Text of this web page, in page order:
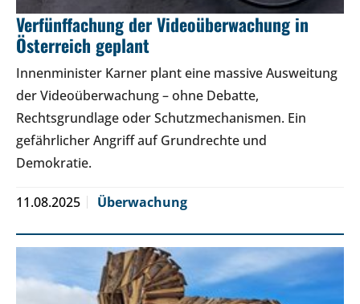
Verfünffachung der Videoüberwachung in
Österreich geplant
Innenminister Karner plant eine massive Ausweitung
der Videoüberwachung – ohne Debatte,
Rechtsgrundlage oder Schutzmechanismen. Ein
gefährlicher Angriff auf Grundrechte und
Demokratie.
11.08.2025 Überwachung